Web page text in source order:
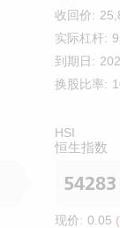
收回价:
实际杠杆:
到期日:
换股比率:
HSI
恒生指数
54283
现价: 0.05